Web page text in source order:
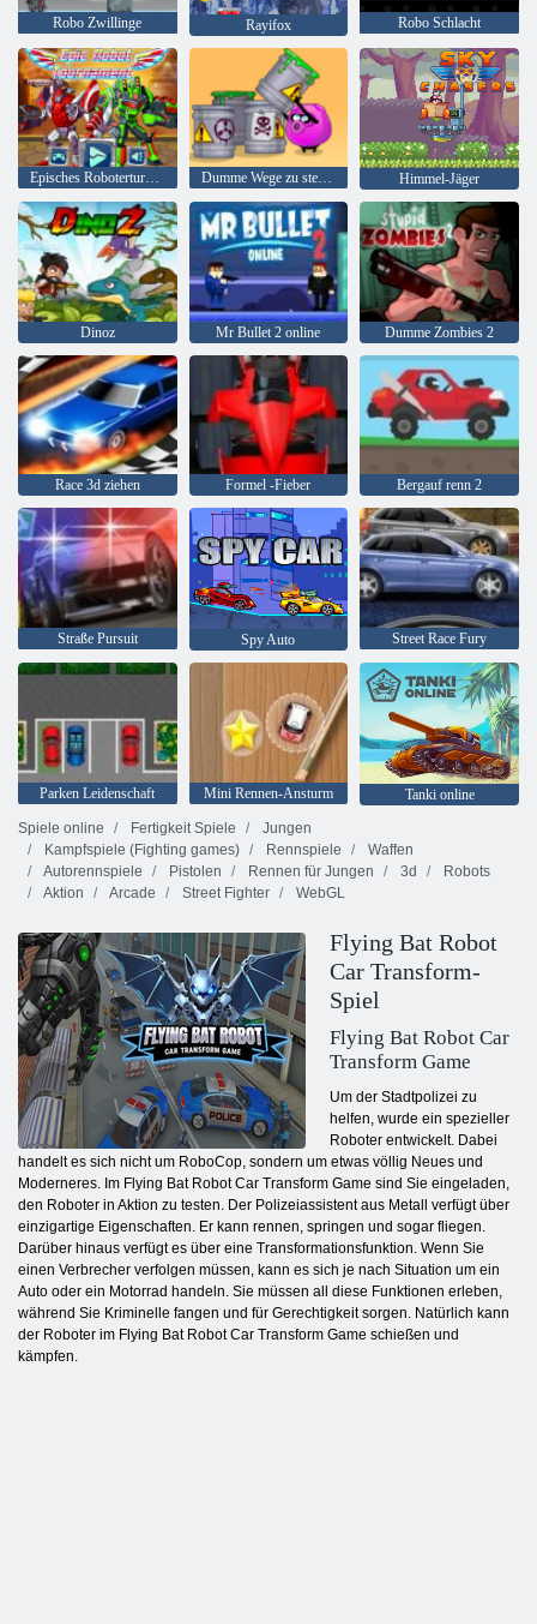
Robo Zwillinge Rayifox Robo Schlacht
Episches Roboterturnier Dumme Wege zu sterben 2 Himmel-Jäger
Dinoz Mr Bullet 2 online Dumme Zombies 2
Race 3d ziehen Formel -Fieber Bergauf renn 2
Straße Pursuit Spy Auto Street Race Fury
Parken Leidenschaft Mini Rennen-Ansturm
Tanki online
Spiele online
Fertigkeit Spiele
Jungen
Kampfspiele (Fighting games)
Rennspiele
Waffen
Autorennspiele
Pistolen Rennen für Jungen 3d
Robots
Aktion
Arcade Street Fighter WebGL
Flying Bat Robot
Car Transform-
Spiel
Flying Bat Robot Car
Transform Game
Um der Stadtpolizei zu
helfen, wurde ein spezieller
Roboter entwickelt. Dabei
handelt es sich nicht um RoboCop, sondern um etwas völlig Neues und
Moderneres. Im Flying Bat Robot Car Transform Game sind Sie eingeladen,
den Roboter in Aktion zu testen. Der Polizeiassistent aus Metall verfügt über
einzigartige Eigenschaften. Er kann rennen, springen und sogar fliegen.
Darüber hinaus verfügt es über eine Transformationsfunktion. Wenn Sie
einen Verbrecher verfolgen müssen, kann es sich je nach Situation um ein
Auto oder ein Motorrad handeln. Sie müssen all diese Funktionen erleben,
während Sie Kriminelle fangen und für Gerechtigkeit sorgen. Natürlich kann
der Roboter im Flying Bat Robot Car Transform Game schießen und
kämpfen.